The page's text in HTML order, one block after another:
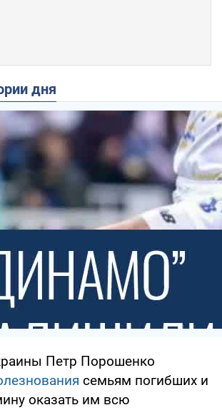
дня
Петр Порошенко
семьям погибших и
оказать им всю